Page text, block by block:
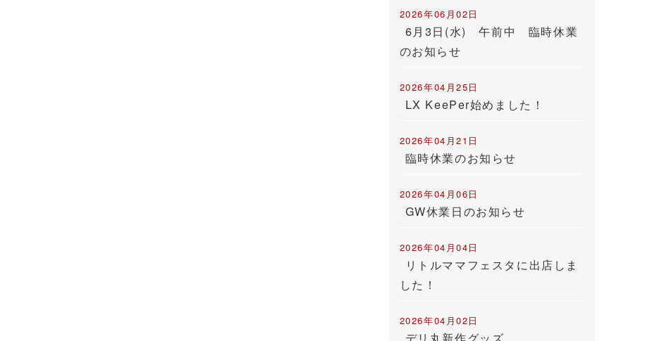
2026年06月02日
6月3日(水) 午前中 臨時休業
のお知らせ
2026年04月25日
LX KeePer始めました！
2026年04月21日
臨時休業のお知らせ
2026年04月06日
GW休業日のお知らせ
2026年04月04日
リトルママフェスタに出店しま
した！
2026年04月02日